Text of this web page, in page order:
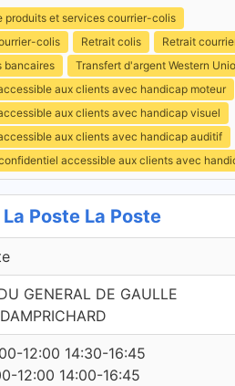
produits et services courrier-colis
colis
Retrait colis
Retrait
bancaires
Transfert d'argent Western
aux clients avec handicap moteur
aux clients avec handicap visuel
aux clients avec handicap auditif
accessible aux clients avec
Poste La Poste
GENERAL DE GAULLE
12:00 14:30-16:45
12:00 14:00-16:45